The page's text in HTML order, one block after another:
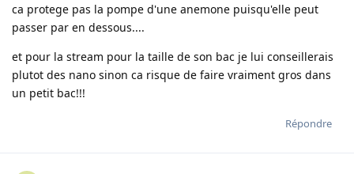
ca protege pas la pompe d'une anemone puisqu'elle peut
passer par en dessous....
et pour la stream pour la taille de son bac je lui conseillerais
plutot des nano sinon ca risque de faire vraiment gros dans
un petit bac!!!
Répondre